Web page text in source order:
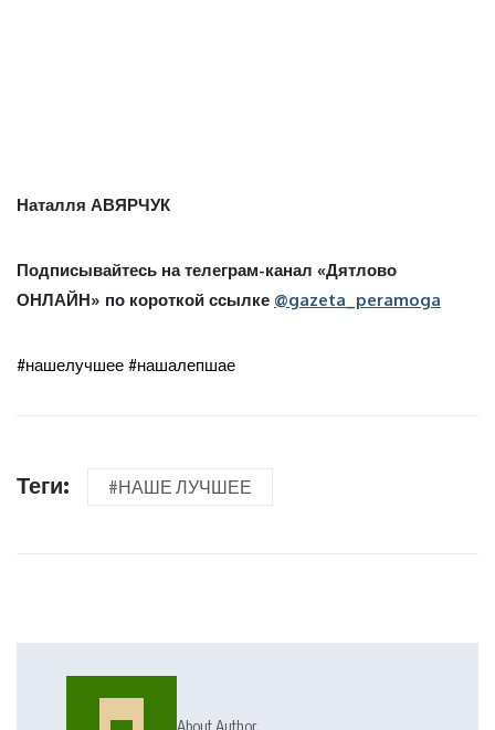
Наталля АВЯРЧУК
Подписывайтесь на телеграм-канал «Дятлово
ОНЛАЙН» по короткой ссылке @gazeta_peramoga
#нашелучшее #нашалепшае
Теги: #НАШЕ ЛУЧШЕЕ
About Author